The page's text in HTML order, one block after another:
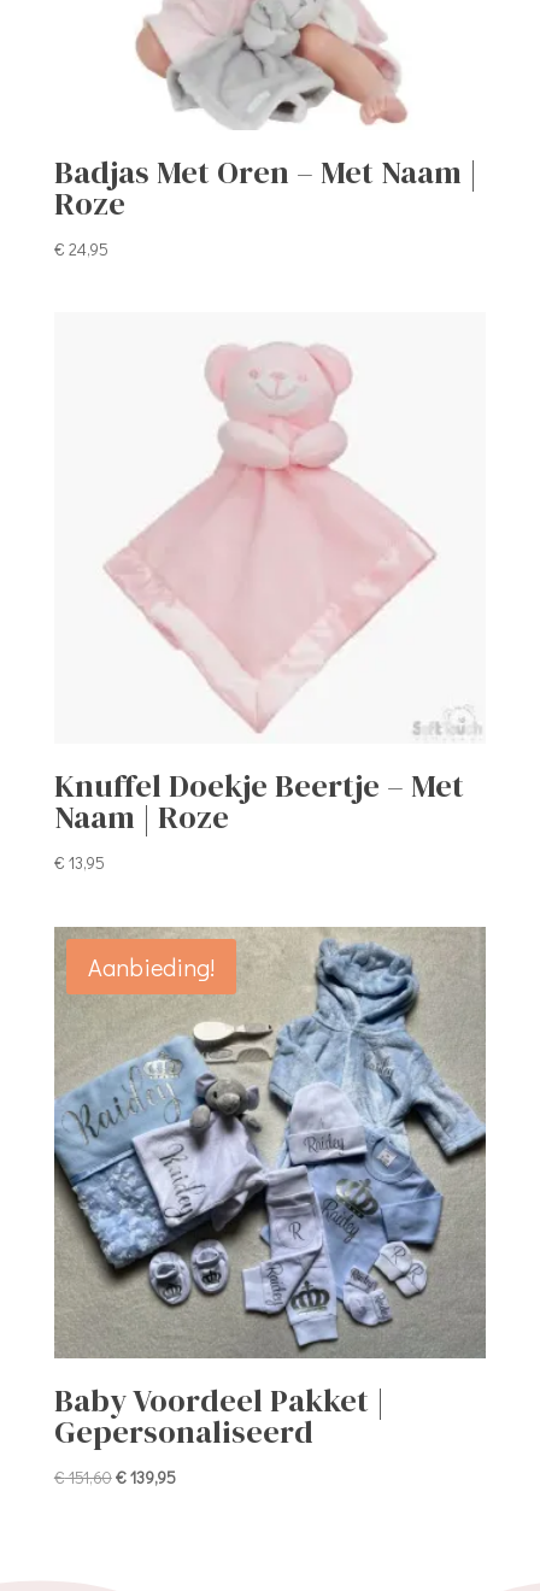
Badjas Met Oren – Met Naam |
Roze
€ 24,95
Knuffel Doekje Beertje – Met
Naam | Roze
€ 13,95
Aanbieding!
Baby Voordeel Pakket |
Gepersonaliseerd
€151,60Oorspronkelijke
€139,95Huidige